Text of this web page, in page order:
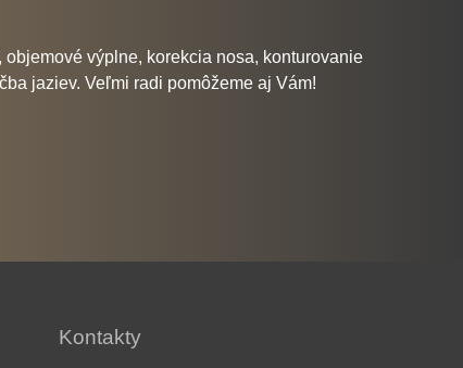
výplne, korekcia nosa, konturovanie
jaziev. Veľmi radi pomôžeme aj Vám!
Kontakty